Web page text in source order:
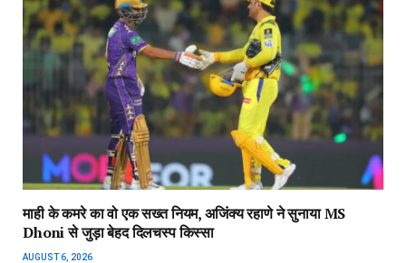
माही के कमरे का वो एक सख्त नियम, अजिंक्‍य रहाणे ने सुनाया MS
Dhoni से जुड़ा बेहद दिलचस्प किस्सा
AUGUST 6, 2026